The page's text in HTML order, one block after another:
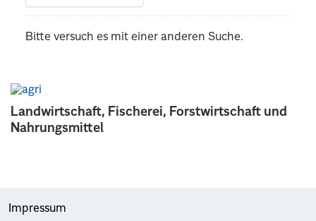
Landwirtschaft, Fischerei, Forstwirtschaft und
Nahrungsmittel
Bitte versuch es mit einer anderen Suche.
Impressum